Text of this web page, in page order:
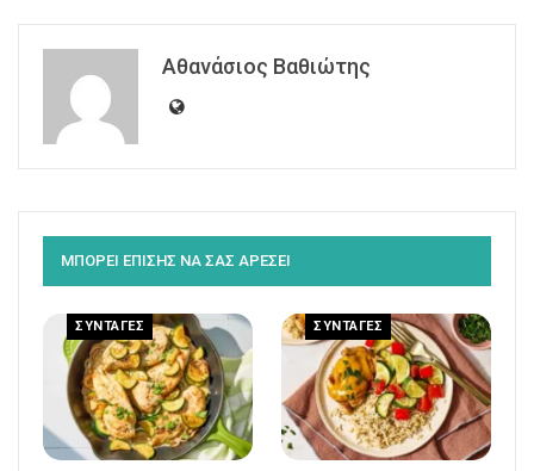
Αθανάσιος Βαθιώτης
ΜΠΟΡΕΙ ΕΠΙΣΗΣ ΝΑ ΣΑΣ ΑΡΕΣΕΙ
ΣΥΝΤΑΓΕΣ ΣΥΝΤΑΓΕΣ